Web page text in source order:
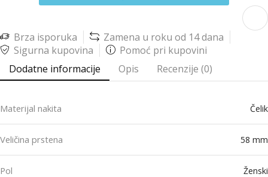
Brza isporuka
Zamena u roku od 14 dana
Sigurna kupovina
Pomoć pri kupovini
Dodatne informacije
Opis Recenzije (0)
Materijal nakita Čelik
Veličina prstena 58 mm
Pol Ženski